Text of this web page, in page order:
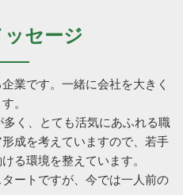
セージ
業です。一緒に会社を大きく
。
く、とても活気にあふれる職
成を考えていますので、若手
る環境を整えています。
ートですが、今では一人前の